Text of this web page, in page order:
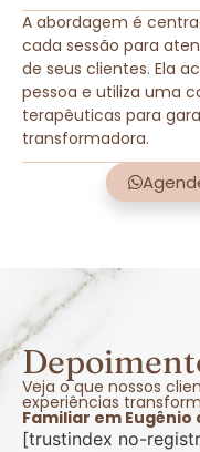
A abordagem é
cada sessão para
de seus clientes. Ela
pessoa e utiliza uma
terapêuticas para
transformadora.
Veja o que nossos
experiências
Familiar em Eugênio
[trustindex no-